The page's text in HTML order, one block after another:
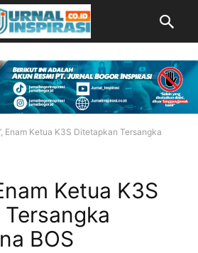
Enam Ketua K3S Ditetapkan Tersangka
Ketua K3S
BOS